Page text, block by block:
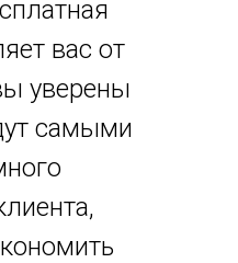
вас от
уверены
самыми